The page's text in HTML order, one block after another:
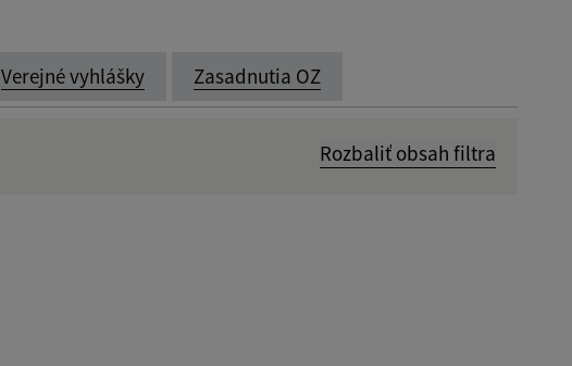
Verejné vyhlášky Zasadnutia OZ
Rozbaliť obsah filtra